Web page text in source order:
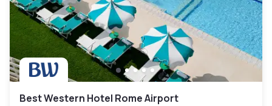
Best Western Hotel Rome Airport